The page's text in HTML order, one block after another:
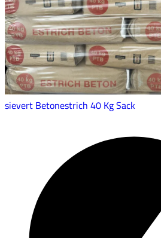
sievert Betonestrich 40 Kg Sack